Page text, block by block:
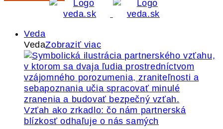
Veda
VedaZobraziť viac
Vzťah ako zrkadlo: čo nám partnerská
blízkosť odhaľuje o nás samých